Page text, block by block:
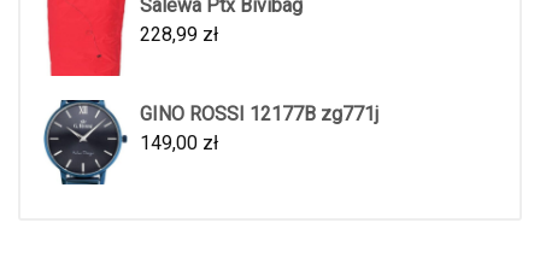
Salewa Ptx Bivibag
228,99 zł
GINO ROSSI 12177B zg771j
149,00 zł